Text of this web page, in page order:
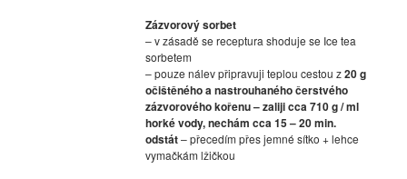
Zázvorový sorbet
– v zásadě se receptura shoduje se Ice tea
sorbetem
– pouze nálev připravuji teplou cestou z20 g
očištěného a nastrouhaného čerstvého
zázvorového kořenu – zaliji cca 710 g / ml
horké vody, nechám cca 15 – 20 min.
odstát– přecedím přes jemné sítko + lehce
vymačkám lžičkou